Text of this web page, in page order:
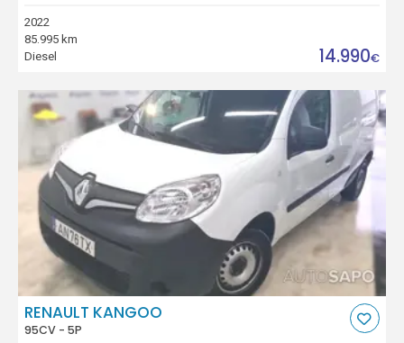
2022
85.995 km
Diesel
14.990€
RENAULT KANGOO
95CV - 5P